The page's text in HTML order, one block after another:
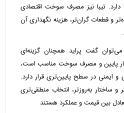
دارد. تیبا نیز مصرف سوخت اقتصادی
و قطعات گران‌تر، هزینه نگهداری آن
گفت پراید همچنان گزینه‌ای
پایین و مصرف سوخت مناسب است،
و ایمنی در سطح پایین‌تری قرار دارد.
و ساختار به‌روزتر، انتخاب منطقی‌تری
بین قیمت و عملکرد هستند